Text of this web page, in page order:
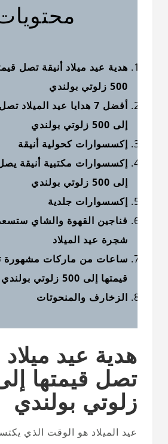
هدية عيد ميلاد أنيقة تصل
500 زلوتي بولندي
أفضل 7 هدايا عيد الميلاد
إلى 500 زلوتي بولندي
إكسسوارات كحولية أنيقة
إكسسوارات مكتبية أنيقة
إلى 500 زلوتي بولندي
إكسسوارات جلدية
فناجين القهوة والشاي
شجرة عيد الميلاد
ساعات من ماركات مشهورة
قيمتها إلى 500 زلوتي بولندي
الزخارف والمنحوتات
هدية عيد ميلاد
زلوتي بولندي
عيد الميلاد هو الوقت الذي